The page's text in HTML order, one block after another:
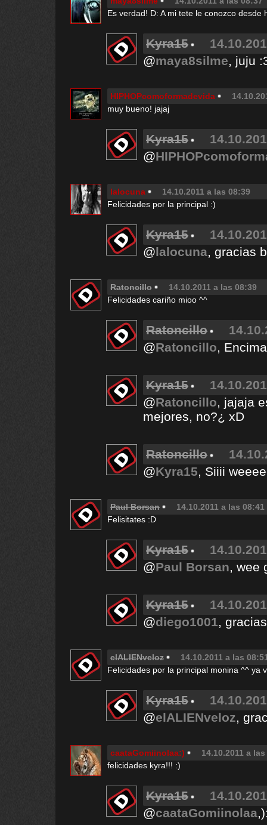
Es verdad! D: A mi tete le conozco desde
Kyra15
@maya8silme, juju
HIPHOPcomoformadevida
muy bueno! jajaj
Kyra15
@
lalocuna
14.10.2011 a las 08:39
Felicidades por la principal :)
Kyra15
@lalocuna, gracias
Ratoncillo
14.10.2011 a las 08:39
Felicidades cariño mioo ^^
Ratoncillo
@Ratoncillo,
Kyra15
@Ratoncillo, jajaja
mejores, no?¿ xD
Ratoncillo
@Kyra15, Siiii
Paul Borsan
14.10.2011 a las 08:41
Felisitates :D
Kyra15
@Paul Borsan, wee
Kyra15
@diego1001,
elALIENveloz
14.10.2011 a las
Felicidades por la principal monina ^^ ya
Kyra15
@elALIENveloz,
caataGomiinolaa:)
14.10.2011 a
felicidades kyra!!! :)
Kyra15
@caataGomiinolaa